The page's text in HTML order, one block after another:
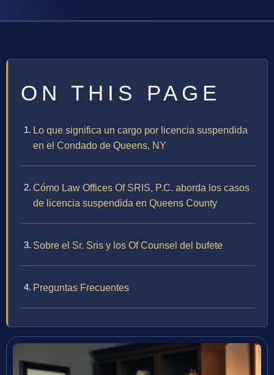
ON THIS PAGE
Lo que significa un cargo por licencia suspendida
en el Condado de Queens, NY
Cómo Law Offices Of SRIS, P.C. aborda los casos
de licencia suspendida en Queens County
Sobre el Sr. Sris y los Of Counsel del bufete
Preguntas Frecuentes